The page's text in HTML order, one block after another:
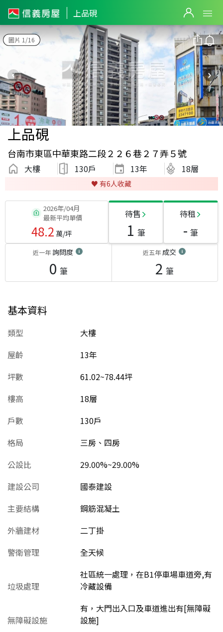
上品硯
圖片 1/16
上品硯
台南市東區中華東路二段２２６巷２７弄５號
大樓 130戶 13年 18層
♥️ 有6人收藏
2026年/04月
最新平均單價
48.2 萬/坪
待售
1 筆
待租
- 筆
近一年詢問度
0 筆
近五年成交
2 筆
基本資料
類型
大樓
屋齡
13年
坪數
61.02~78.44坪
樓高
18層
戶數
130戶
格局
三房、四房
公設比
29.00%~29.00%
建設公司
國泰建設
主要結構
鋼筋混凝土
外牆建材
二丁掛
警衛管理
全天候
垃圾處理
社區統一處理，在B1停車場車道旁,有
冷藏設備
無障礙設施
有，大門出入口及車道進出有[無障礙
設施]